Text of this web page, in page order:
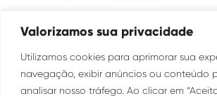
Valorizamos sua privacidade
Utilizamos cookies para aprimorar sua
navegação, exibir anúncios ou conteúdo
analisar nosso tráfego. Ao clicar em
Paço das Artes
Institucional